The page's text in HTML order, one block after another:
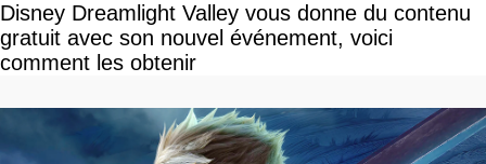
Disney Dreamlight Valley vous donne du contenu
gratuit avec son nouvel événement, voici
comment les obtenir